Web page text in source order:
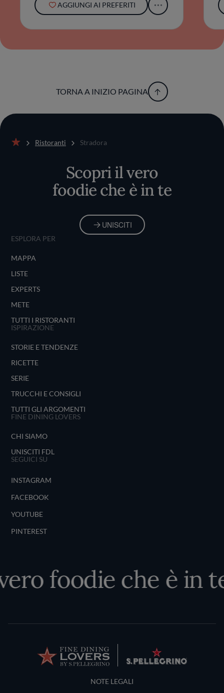
AGGIUNGI AI PREFERITI
TORNA A INIZIO PAGINA
Ristoranti Stradora
Scopri il vero
foodie che è in te
UNISCITI
ESPLORA PER
MAPPA
LISTE
EXPERTS
METE
TUTTI I RISTORANTI
ISPIRAZIONE
STORIE E TENDENZE
RICETTE
SERIE
TRUCCHI E CONSIGLI
TUTTI GLI ARGOMENTI
FINE DINING LOVERS
CHI SIAMO
UNISCITI FDL
SEGUICI SU
INSTAGRAM
FACEBOOK
YOUTUBE
PINTEREST
foodie che è in te
Terms and Conditions
NOTE LEGALI